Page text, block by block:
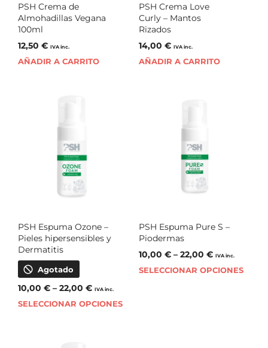
PSH Crema de
Almohadillas Vegana
100ml
12,50 € IVA inc.
AÑADIR A CARRITO
PSH Crema Love
Curly – Mantos
Rizados
14,00 € IVA inc.
AÑADIR A CARRITO
PSH Espuma Ozone –
Pieles hipersensibles y
Dermatitis
Agotado
10,00 € – 22,00 € IVA inc.
SELECCIONAR OPCIONES
PSH Espuma Pure S –
Piodermas
10,00 €– 22,00 € IVA inc.
SELECCIONAR OPCIONES